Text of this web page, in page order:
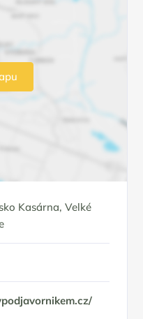
Kasárna, Velké